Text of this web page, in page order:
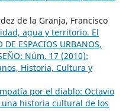
de la Granja, Francisco
agua y territorio. El
DE ESPACIOS URBANOS,
Núm. 17 (2010):
Historia, Cultura y
por el diablo: Octavio
historia cultural de los